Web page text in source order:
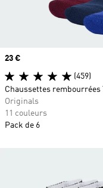
Prix
23 €
(459)
Chaussettes rembourrées
Originals
11 couleurs
Pack de 6